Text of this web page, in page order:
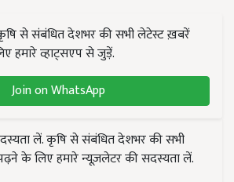
से संबंधित देशभर की सभी लेटेस्ट ख़बरें
हमारे व्हाट्सएप से जुड़ें.
Join on WhatsApp
लें. कृषि से संबंधित देशभर की सभी
के लिए हमारे न्यूज़लेटर की सदस्यता लें.